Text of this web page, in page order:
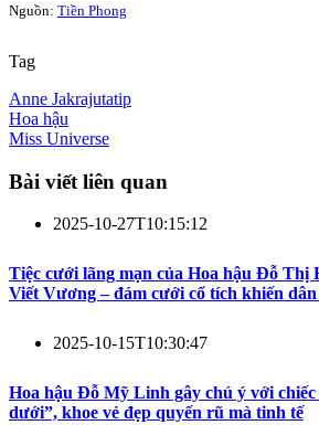
Nguồn: Tiền Phong
Tag
Anne Jakrajutatip
Hoa hậu
Miss Universe
Bài viết liên quan
2025-10-27T10:15:12
Tiệc cưới lãng mạn của Hoa hậu Đỗ Thị
Viết Vương – đám cưới cổ tích khiến
2025-10-15T10:30:47
Hoa hậu Đỗ Mỹ Linh gây chú ý với
dưới”, khoe vẻ đẹp quyến rũ mà tinh tế